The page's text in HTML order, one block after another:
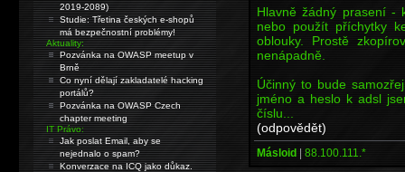
Hlavně žádný prasení -
nebo použít příchytky
oblouky. Prostě
nenápadně.
Účinný to bude
jméno a heslo k adsl
číslu...
(odpovědět)
Másloid | 88.100.111.*
2019-2089)
Studie: Třetina českých e-shopů
má bezpečnostní problémy!
Aktuality:
Pozvánka na OWASP meetup v
Brně
Co nyní dělají zakladatelé hacking
portálů?
Pozvánka na OWASP Czech
chapter meeting
IT Právo:
Jak poslat Email, aby se
nejednalo o spam?
Konverzace na ICQ jako důkaz.